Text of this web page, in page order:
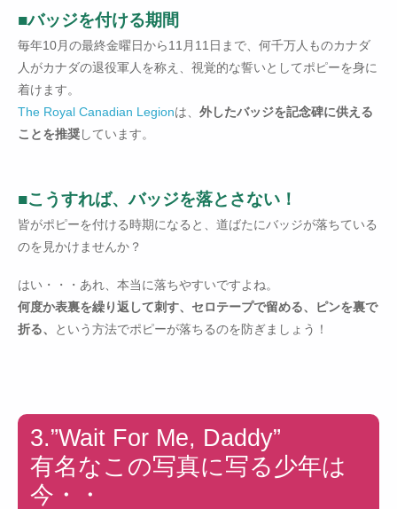
■バッジを付ける期間
毎年10月の最終金曜日から11月11日まで、何千万人ものカナダ
人がカナダの退役軍人を称え、視覚的な誓いとしてポピーを身に
着けます。
The Royal Canadian Legionは、 外したバッジを記念碑に供える
ことを推奨しています。
■こうすれば、バッジを落とさない！
皆がポピーを付ける時期になると、道ばたにバッジが落ちている
のを見かけませんか？
はい・・・あれ、本当に落ちやすいですよね。
何度か表裏を繰り返して刺す、セロテープで留める、ピンを裏で
折る、
という方法でポピーが落ちるのを防ぎましょう！
3.”Wait For Me, Daddy”
有名なこの写真に写る少年は
今・・